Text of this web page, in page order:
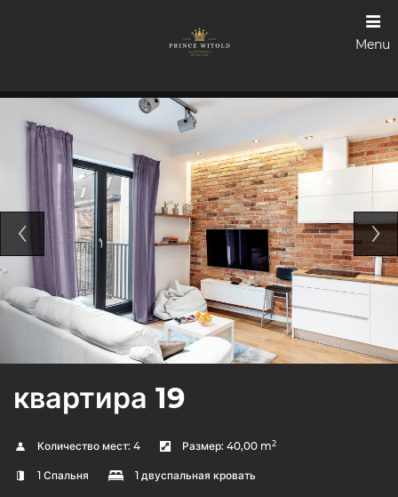
Menu
квартира 19
Количество мест: 4 Размер: 40,00 m2
1 Спальня 1 двуспальная кровать